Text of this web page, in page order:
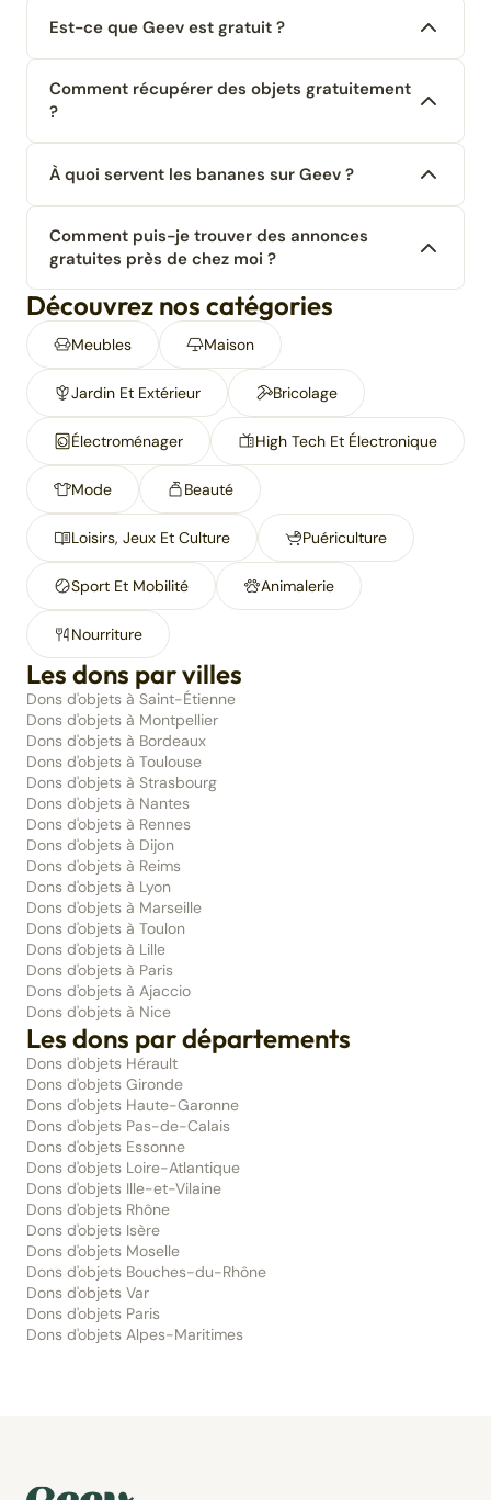
Est-ce que Geev est gratuit ?
Comment récupérer des objets gratuitement
?
À quoi servent les bananes sur Geev ?
Comment puis-je trouver des annonces
gratuites près de chez moi ?
Découvrez nos catégories
Meubles Maison
Jardin Et Extérieur Bricolage
Électroménager High Tech Et Électronique
Mode Beauté
Loisirs, Jeux Et Culture Puériculture
Sport Et Mobilité Animalerie
Nourriture
Les dons par villes
Dons d'objets à Saint-Étienne
Dons d'objets à Montpellier
Dons d'objets à Bordeaux
Dons d'objets à Toulouse
Dons d'objets à Strasbourg
Dons d'objets à Nantes
Dons d'objets à Rennes
Dons d'objets à Dijon
Dons d'objets à Reims
Dons d'objets à Lyon
Dons d'objets à Marseille
Dons d'objets à Toulon
Dons d'objets à Lille
Dons d'objets à Paris
Dons d'objets à Ajaccio
Dons d'objets à Nice
Les dons par départements
Dons d'objets Hérault
Dons d'objets Gironde
Dons d'objets Haute-Garonne
Dons d'objets Pas-de-Calais
Dons d'objets Essonne
Dons d'objets Loire-Atlantique
Dons d'objets Ille-et-Vilaine
Dons d'objets Rhône
Dons d'objets Isère
Dons d'objets Moselle
Dons d'objets Bouches-du-Rhône
Dons d'objets Var
Dons d'objets Paris
Dons d'objets Alpes-Maritimes